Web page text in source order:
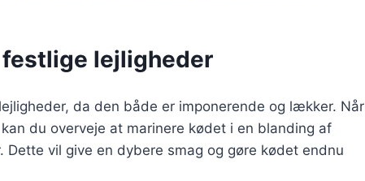
lejligheder
da den både er imponerende og lækker. Når
du overveje at marinere kødet i en blanding af
Dette vil give en dybere smag og gøre kødet endnu